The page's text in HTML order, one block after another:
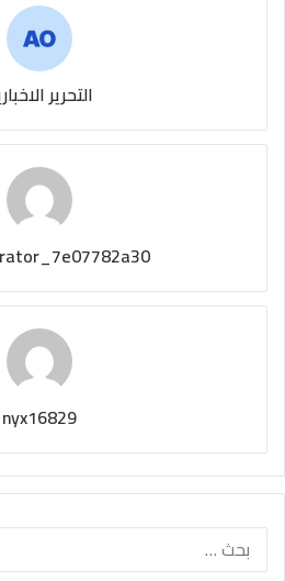
التحرير
nyx16829